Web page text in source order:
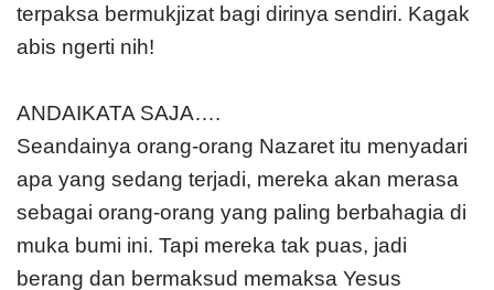
terpaksa bermukjizat bagi dirinya sendiri. Kagak
abis ngerti nih!
ANDAIKATA SAJA….
Seandainya orang-orang Nazaret itu menyadari
apa yang sedang terjadi, mereka akan merasa
sebagai orang-orang yang paling berbahagia di
muka bumi ini. Tapi mereka tak puas, jadi
berang dan bermaksud memaksa Yesus